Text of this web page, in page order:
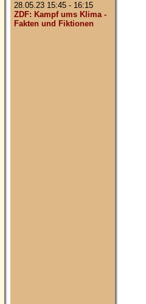
28.05.23 15:45 - 16:15
ZDF: Kampf ums Klima -
Fakten und Fiktionen